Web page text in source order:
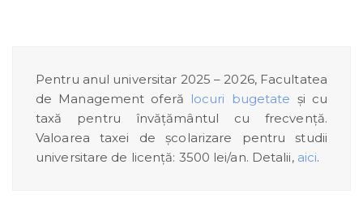
Pentru anul universitar 2025 – 2026, Facultatea
de Management oferă locuri bugetate și cu
taxă pentru învățământul cu frecvență.
Valoarea taxei de școlarizare pentru studii
universitare de licență: 3500 lei/an. Detalii, aici.